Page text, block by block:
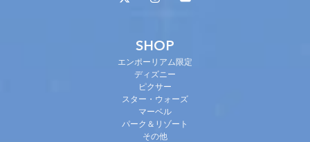
SHOP
エンポーリアム限定
ディズニー
ピクサー
スター・ウォーズ
マーベル
パーク＆リゾート
その他